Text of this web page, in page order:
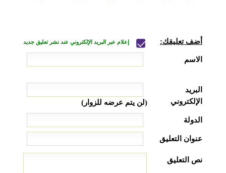
أضف تعليقك: إعلام عبر البريد الإلكتروني عند نشر تعليق جديد
الاسم
البريد
الإلكتروني
(لن يتم عرضه للزوار)
الدولة
عنوان التعليق
نص التعليق